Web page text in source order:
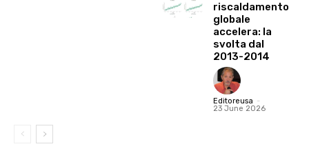
riscaldamento
globale
accelera: la
svolta dal
2013-2014
Editoreusa -
23 June 2026